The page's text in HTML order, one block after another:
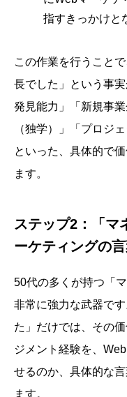
指すきっかけと
この作業を行うこと
長でした」という事
発見能力」「新規事
（独学）」「プロジ
といった、具体的で
ます。
ステップ2：「マ
ーケティングの
50代の多くが持つ「
非常に強力な武器で
た」だけでは、その
ジメント経験を、
せるのか、具体的な
ます。